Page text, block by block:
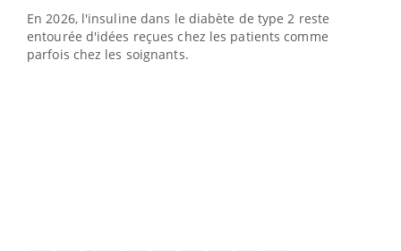
En 2026, l'insuline dans le diabète de type 2 reste
entourée d'idées reçues chez les patients comme
parfois chez les soignants.